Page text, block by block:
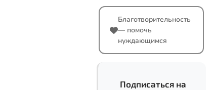
Благотворительность
— помочь
нуждающимся
Подписаться на